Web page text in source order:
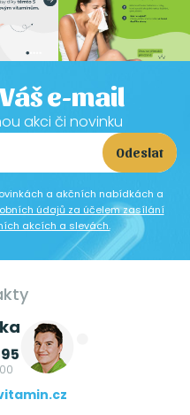
e-mail
akci či novinku
Odeslat
a akčních nabídkách a
údajů za účelem zasílání
akcích a slevách.